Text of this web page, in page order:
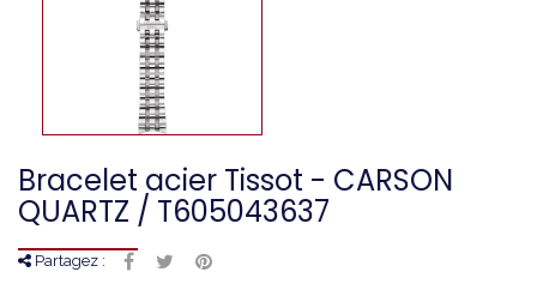
Bracelet acier Tissot - CARSON
QUARTZ / T605043637
Partagez :